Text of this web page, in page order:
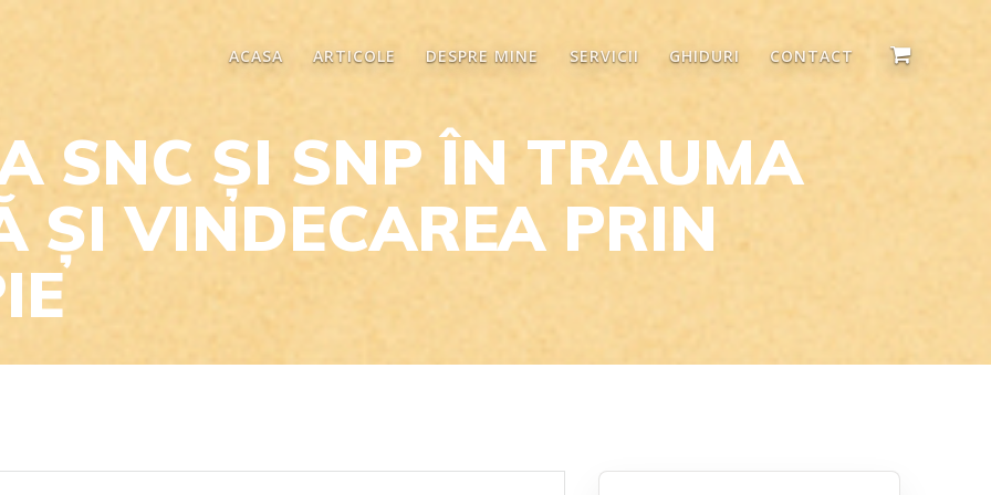
ACASA ARTICOLE DESPRE MINE SERVICII GHIDURI CONTACT
SNC ȘI SNP ÎN TRAUMA
ȘI VINDECAREA PRIN